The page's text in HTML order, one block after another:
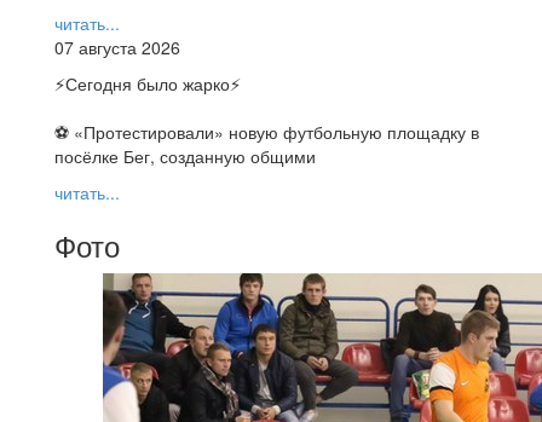
читать...
07 августа 2026
⚡️Сегодня было жарко⚡️
⚽ ️«Протестировали» новую футбольную площадку в
посёлке Бег, созданную общими
читать...
Фото